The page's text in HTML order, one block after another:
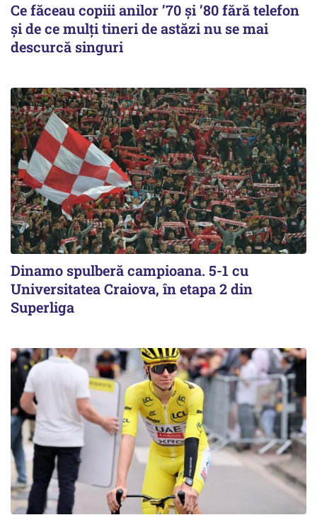
Ce făceau copiii anilor ’70 și ’80 fără telefon
și de ce mulți tineri de astăzi nu se mai
descurcă singuri
Dinamo spulberă campioana. 5-1 cu
Universitatea Craiova, în etapa 2 din
Superliga